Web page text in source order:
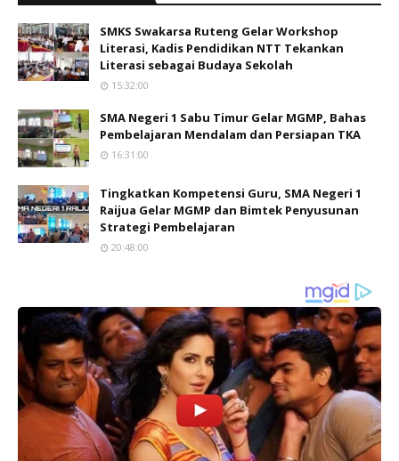
SMKS Swakarsa Ruteng Gelar Workshop
Literasi, Kadis Pendidikan NTT Tekankan
Literasi sebagai Budaya Sekolah
15:32:00
SMA Negeri 1 Sabu Timur Gelar MGMP, Bahas
Pembelajaran Mendalam dan Persiapan TKA
16:31:00
Tingkatkan Kompetensi Guru, SMA Negeri 1
Raijua Gelar MGMP dan Bimtek Penyusunan
Strategi Pembelajaran
20:48:00